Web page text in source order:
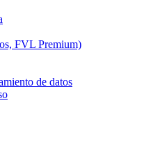
FVL Premium)
de datos